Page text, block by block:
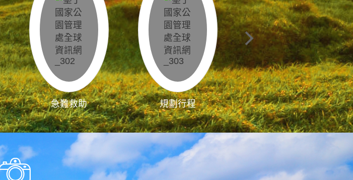
急難救助 規劃行程 影像直播